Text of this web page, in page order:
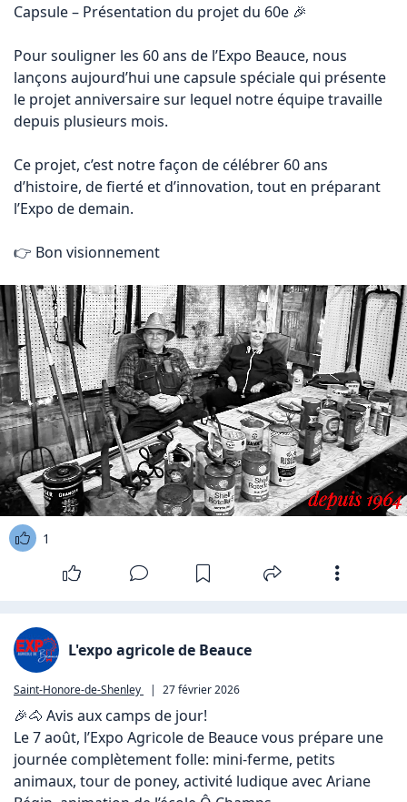
Capsule – Présentation du projet du 60e 🎉
Pour souligner les 60 ans de l’Expo Beauce, nous
lançons aujourd’hui une capsule spéciale qui présente
le projet anniversaire sur lequel notre équipe travaille
depuis plusieurs mois.
Ce projet, c’est notre façon de célébrer 60 ans
d’histoire, de fierté et d’innovation, tout en préparant
l’Expo de demain.
👉 Bon visionnement
1
L'expo agricole de Beauce
Saint-Honore-de-Shenley | 27 février 2026
🎉🐴 Avis aux camps de jour!
Le 7 août, l’Expo Agricole de Beauce vous prépare une
journée complètement folle: mini‑ferme, petits
animaux, tour de poney, activité ludique avec Ariane